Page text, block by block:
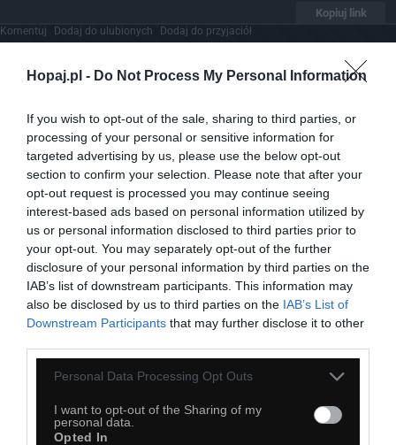
Hopaj.pl - Do Not Process My Personal Information
If you wish to opt-out of the sale, sharing to third parties, or
processing of your personal or sensitive information for
targeted advertising by us, please use the below opt-out
section to confirm your selection. Please note that after your
opt-out request is processed you may continue seeing
interest-based ads based on personal information utilized by
us or personal information disclosed to third parties prior to
your opt-out. You may separately opt-out of the further
disclosure of your personal information by third parties on the
IAB’s list of downstream participants. This information may
also be disclosed by us to third parties on the IAB’s List of
Downstream Participants that may further disclose it to other
Personal Data Processing Opt Outs
I want to opt-out of the Sharing of my
personal data.
Opted In
Kopiuj link
Komentuj Dodaj do ulubionych Dodaj do przyjaciół